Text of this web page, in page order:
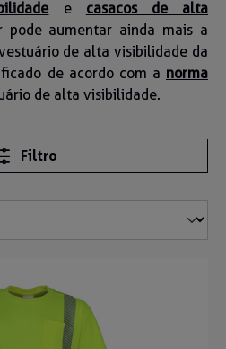
e casacos de alta
pode aumentar ainda mais a
de alta visibilidade da
de acordo com a norma
de alta visibilidade.
Filtro